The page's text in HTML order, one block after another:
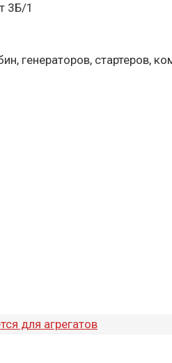
3Б/1
генераторов, стартеров,
для агрегатов